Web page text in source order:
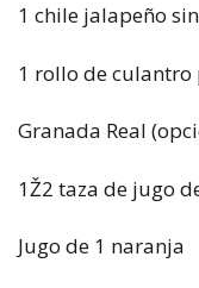
1 chile jalapeño
1 rollo de culantro
Granada Real
1Ž2 taza de jugo
Jugo de 1 naranja